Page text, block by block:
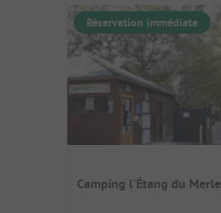
Réservation immédiate
Camping l'Étang du Merle